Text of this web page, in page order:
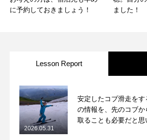
に予約しておきましょう！
ました！
Lesson Report
安定したコブ滑走を
の情報を、先のコブ
取ることも必要だと思
2026.05.31